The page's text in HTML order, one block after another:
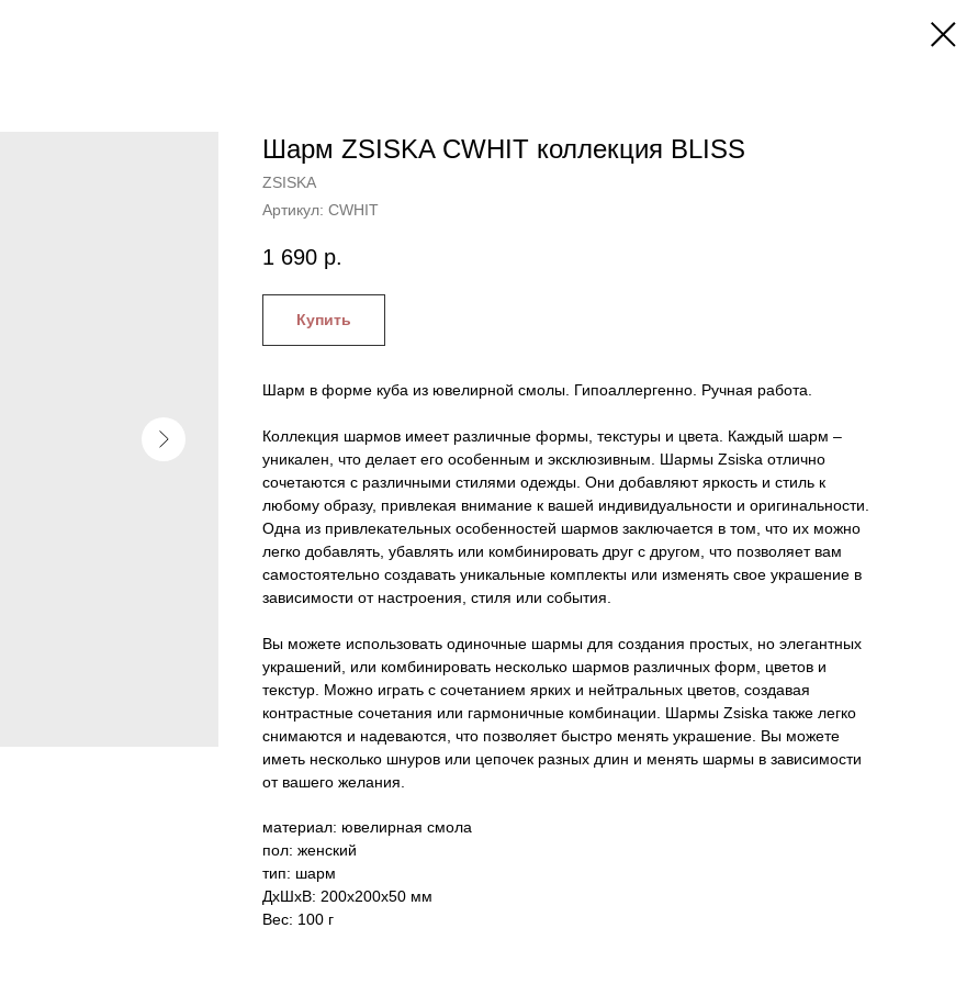
Шарм ZSISKA CWHIT коллекция BLISS
ZSISKA
Артикул: CWHIT
1 690 р.
Купить
Шарм в форме куба из ювелирной смолы. Гипоаллергенно. Ручная работа.
Коллекция шармов имеет различные формы, текстуры и цвета. Каждый шарм –
уникален, что делает его особенным и эксклюзивным. Шармы Zsiska отлично
сочетаются с различными стилями одежды. Они добавляют яркость и стиль к
любому образу, привлекая внимание к вашей индивидуальности и оригинальности.
Одна из привлекательных особенностей шармов заключается в том, что их можно
легко добавлять, убавлять или комбинировать друг с другом, что позволяет вам
самостоятельно создавать уникальные комплекты или изменять свое украшение в
зависимости от настроения, стиля или события.
Вы можете использовать одиночные шармы для создания простых, но элегантных
украшений, или комбинировать несколько шармов различных форм, цветов и
текстур. Можно играть с сочетанием ярких и нейтральных цветов, создавая
контрастные сочетания или гармоничные комбинации. Шармы Zsiska также легко
снимаются и надеваются, что позволяет быстро менять украшение. Вы можете
иметь несколько шнуров или цепочек разных длин и менять шармы в зависимости
от вашего желания.
материал: ювелирная смола
пол: женский
тип: шарм
ДxШxВ: 200x200x50 мм
Вес: 100 г